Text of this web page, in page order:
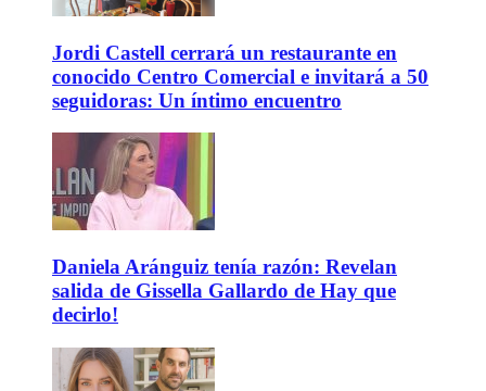
Jordi Castell cerrará un restaurante en
conocido Centro Comercial e invitará a 50
seguidoras: Un íntimo encuentro
Daniela Aránguiz tenía razón: Revelan
salida de Gissella Gallardo de Hay que
decirlo!